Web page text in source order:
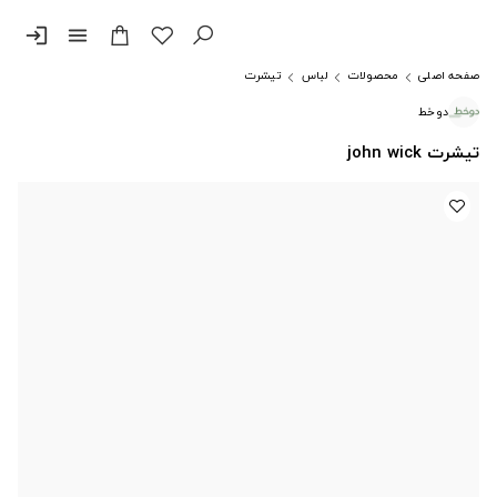
menu
login
صفحه اصلی محصولات لباس
تیشرت
دوخط
تیشرت john wick